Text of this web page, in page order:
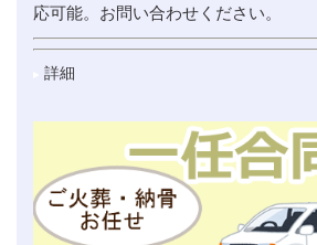
応可能。お問い合わせください。
詳細